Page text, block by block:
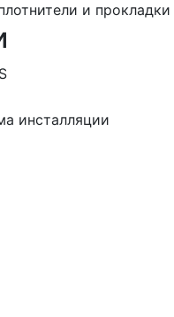
и прокладки
инсталляции